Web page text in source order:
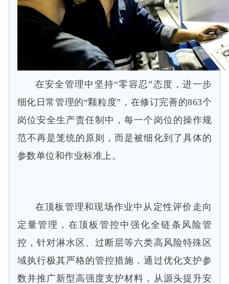
在安全管理中坚持“零容忍”态度，进一步
细化日常管理的“颗粒度”，在修订完善的863个
岗位安全生产责任制中，每一个岗位的操作规
范不再是笼统的原则，而是被细化到了具体的
参数单位和作业标准上。
在顶板管理和现场作业中从定性评价走向
定量管理，在顶板管控中强化全链条风险管
控，针对淋水区、过断层等六类高风险特殊区
域执行极其严格的管控措施，通过优化支护参
数并推广新型高强度支护材料，从源头提升安